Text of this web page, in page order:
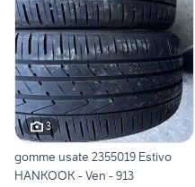
3
gomme usate 2355019 Estivo
HANKOOK - Ven - 913